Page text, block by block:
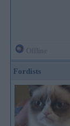
Fordists